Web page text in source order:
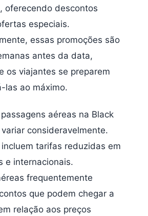
oferecendo descontos
especiais.
essas promoções são
antes da data,
os viajantes se preparem
las ao máximo.
aéreas na Black
consideravelmente.
tarifas reduzidas em
e internacionais.
frequentemente
que podem chegar a
relação aos preços